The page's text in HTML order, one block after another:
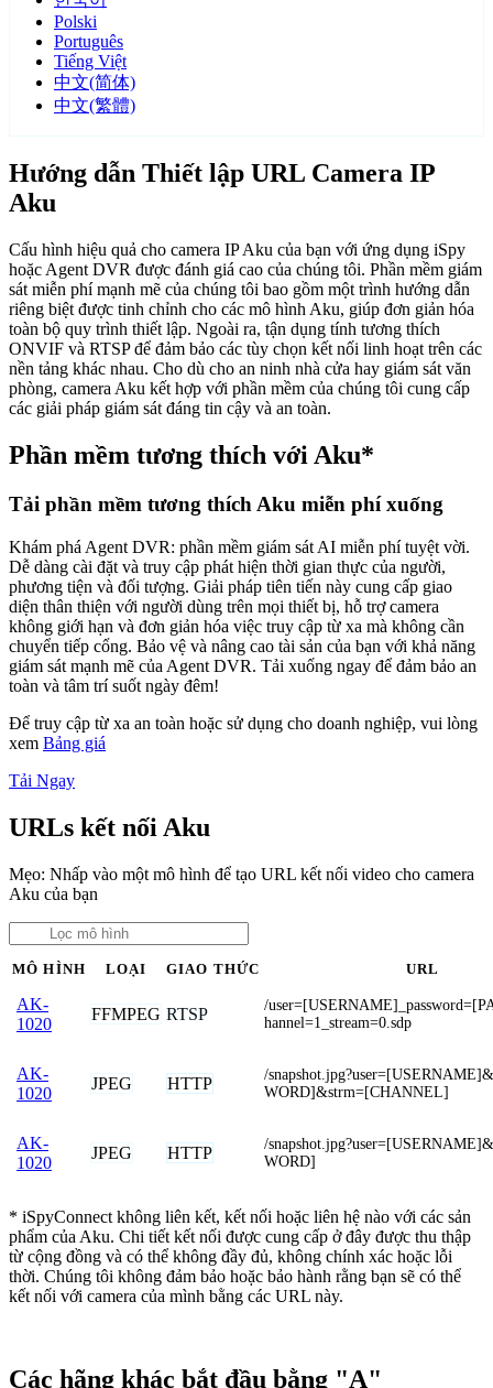
Polski
Português
Tiếng Việt
中文(简体)
中文(繁體)
Hướng dẫn Thiết lập URL Camera IP
Aku
Cấu hình hiệu quả cho camera IP Aku của bạn với ứng dụng iSpy
hoặc Agent DVR được đánh giá cao của chúng tôi. Phần mềm giám
sát miễn phí mạnh mẽ của chúng tôi bao gồm một trình hướng dẫn
riêng biệt được tinh chỉnh cho các mô hình Aku, giúp đơn giản hóa
toàn bộ quy trình thiết lập. Ngoài ra, tận dụng tính tương thích
ONVIF và RTSP để đảm bảo các tùy chọn kết nối linh hoạt trên các
nền tảng khác nhau. Cho dù cho an ninh nhà cửa hay giám sát văn
phòng, camera Aku kết hợp với phần mềm của chúng tôi cung cấp
các giải pháp giám sát đáng tin cậy và an toàn.
Phần mềm tương thích với Aku*
Tải phần mềm tương thích Aku miễn phí xuống
Khám phá Agent DVR: phần mềm giám sát AI miễn phí tuyệt vời.
Dễ dàng cài đặt và truy cập phát hiện thời gian thực của người,
phương tiện và đối tượng. Giải pháp tiên tiến này cung cấp giao
diện thân thiện với người dùng trên mọi thiết bị, hỗ trợ camera
không giới hạn và đơn giản hóa việc truy cập từ xa mà không cần
chuyển tiếp cổng. Bảo vệ và nâng cao tài sản của bạn với khả năng
giám sát mạnh mẽ của Agent DVR. Tải xuống ngay để đảm bảo an
toàn và tâm trí suốt ngày đêm!
Để truy cập từ xa an toàn hoặc sử dụng cho doanh nghiệp, vui lòng
xem Bảng giá
Tải Ngay
URLs kết nối Aku
Mẹo: Nhấp vào một mô hình để tạo URL kết nối video cho camera
Aku của bạn
MÔ HÌNH LOẠI GIAO THỨC URL
AK-
1020
FFMPEG RTSP
/
hannel=1_stream=0.sdp
AK-
1020
JPEG HTTP
/
WORD]&strm=[CHANNEL]
AK-
1020
JPEG HTTP
/
WORD]
* iSpyConnect không liên kết, kết nối hoặc liên hệ nào với các sản
phẩm của Aku. Chi tiết kết nối được cung cấp ở đây được thu thập
từ cộng đồng và có thể không đầy đủ, không chính xác hoặc lỗi
thời. Chúng tôi không đảm bảo hoặc bảo hành rằng bạn sẽ có thể
kết nối với camera của mình bằng các URL này.
Các hãng khác bắt đầu bằng "A"